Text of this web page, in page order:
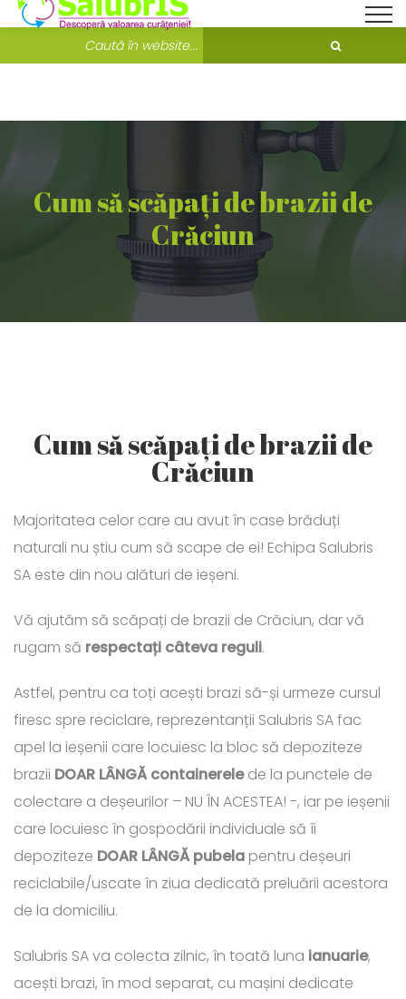
Bine ati venit pe Salubris.ro! Unde ne găsești?
Cum să scăpați de brazii de
Crăciun
Cum să scăpați de brazii de
Crăciun
Majoritatea celor care au avut în case brăduți
naturali nu știu cum să scape de ei! Echipa Salubris
SA este din nou alături de ieșeni.
Vă ajutăm să scăpați de brazii de Crăciun, dar vă
rugam să respectați câteva reguli.
Astfel, pentru ca toți acești brazi să-și urmeze cursul
firesc spre reciclare, reprezentanții Salubris SA fac
apel la ieșenii care locuiesc la bloc să depoziteze
brazii DOAR LÂNGĂ containerelede la punctele de
colectare a deșeurilor – NU ÎN ACESTEA! -, iar pe ieșenii
care locuiesc în gospodării individuale să îi
depoziteze DOAR LÂNGĂ pubela pentru deșeuri
reciclabile/uscate în ziua dedicată preluării acestora
de la domiciliu.
Salubris SA va colecta zilnic, în toată luna ianuarie,
acești brazi, în mod separat, cu mașini dedicate